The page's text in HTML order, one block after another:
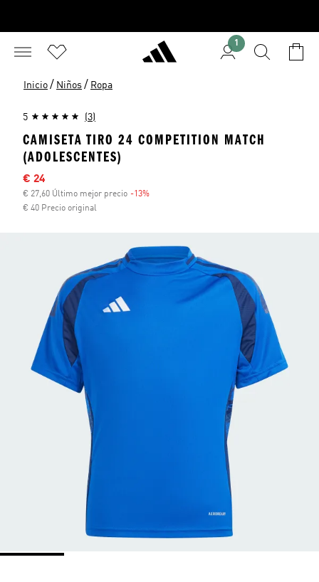
1
Inicio / Niños / Ropa
5 (3)
CAMISETA TIRO 24 COMPETITION MATCH
(ADOLESCENTES)
Precio rebajado
€ 24
€ 27,60 Último mejor precio -13%
€ 40 Precio original